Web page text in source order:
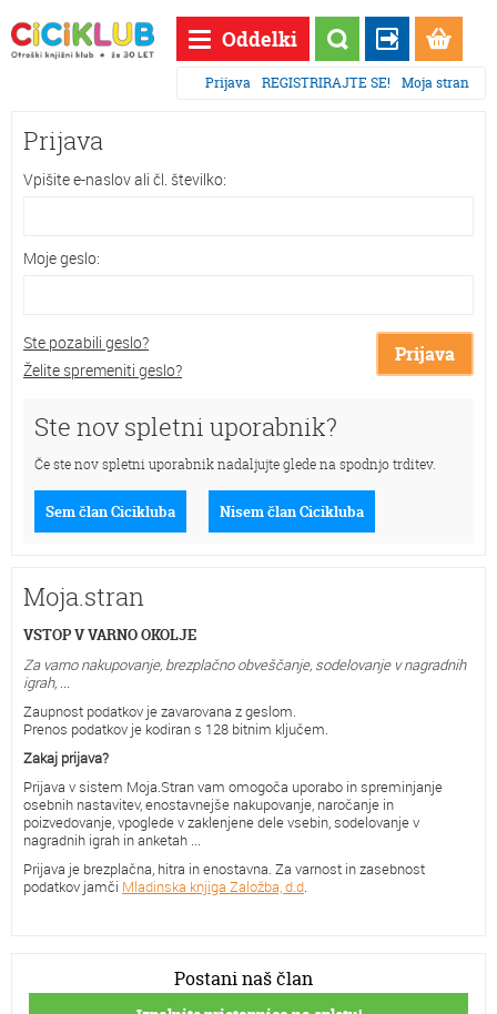
Oddelki
Prijava REGISTRIRAJTE SE! Moja stran
Prijava
Vpišite e-naslov ali čl. številko:
Moje geslo:
Ste pozabili geslo?
Želite spremeniti geslo?
Prijava
Ste nov spletni uporabnik?
Če ste nov spletni uporabnik nadaljujte glede na spodnjo trditev.
Sem član Cicikluba Nisem član Cicikluba
Moja.stran
VSTOP V VARNO OKOLJE
Za varno nakupovanje, brezplačno obveščanje, sodelovanje v nagradnih
igrah, ...
Zaupnost podatkov je zavarovana z geslom.
Prenos podatkov je kodiran s 128 bitnim ključem.
Zakaj prijava?
Prijava v sistem Moja.Stran vam omogoča uporabo in spreminjanje
osebnih nastavitev, enostavnejše nakupovanje, naročanje in
poizvedovanje, vpoglede v zaklenjene dele vsebin, sodelovanje v
nagradnih igrah in anketah ...
Prijava je brezplačna, hitra in enostavna. Za varnost in zasebnost
podatkov jamči Mladinska knjiga Založba, d.d.
Postani naš član